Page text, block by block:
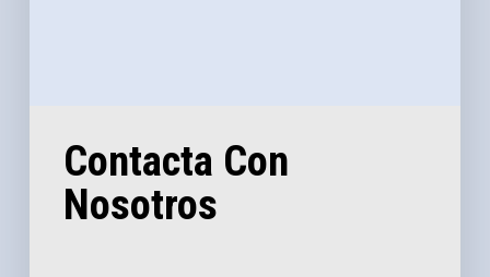
Contacta Con
Nosotros